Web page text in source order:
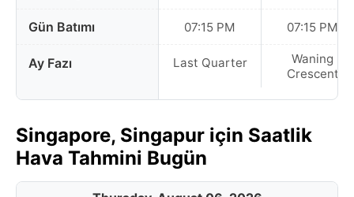
Gün Batımı
Ay Fazı
07:15 PM
Last Quarter
07:15 PM
Waning
Crescent
Singapore, Singapur için Saatlik
Hava Tahmini Bugün